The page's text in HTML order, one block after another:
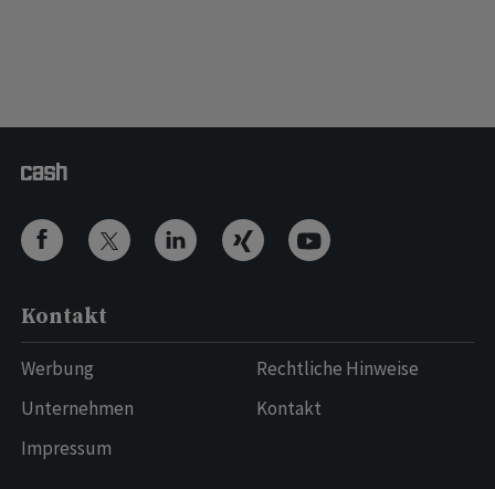
Kontakt
Werbung
Unternehmen
Impressum
Rechtliche Hinweise
Kontakt